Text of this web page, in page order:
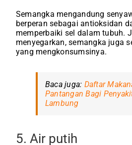
Semangka mengandung
berperan sebagai antioksidan
memperbaiki sel dalam tubuh.
menyegarkan, semangka juga
yang mengkonsumsinya.
Baca juga: Daftar
Pantangan Bagi
Lambung
5. Air putih